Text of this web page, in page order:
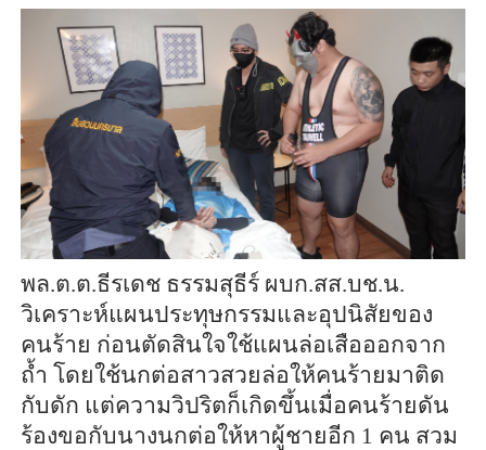
พล.ต.ต.ธีรเดช ธรรมสุธีร์ ผบก.สส.บช.น.
วิเคราะห์แผนประทุษกรรมและอุปนิสัยของ
คนร้าย ก่อนตัดสินใจใช้แผนล่อเสือออกจาก
ถ้ำ โดยใช้นกต่อสาวสวยล่อให้คนร้ายมาติด
กับดัก แต่ความวิปริตก็เกิดขึ้นเมื่อคนร้ายดัน
ร้องขอกับนางนกต่อให้หาผู้ชายอีก 1 คน สวม